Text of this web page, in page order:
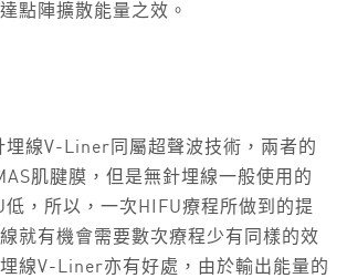
點陣擴散能量之效。
埋線V-Liner同屬超聲波技術，兩者的
肌腱膜，但是無針埋線一般使用的
低，所以，一次HIFU療程所做到的提
就有機會需要數次療程少有同樣的效
線V-Liner亦有好處，由於輸出能量的